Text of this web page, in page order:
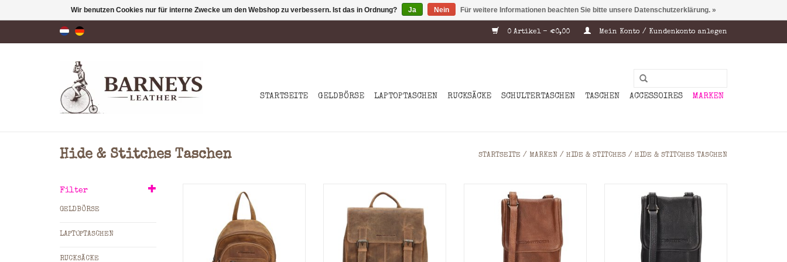
0 Artikel - €0,00 Mein Konto / Kundenkonto anlegen
STARTSEITE GELDBÖRSE LAPTOPTASCHEN RUCKSÄCKE SCHULTERTASCHEN TASCHEN ACCESSOIRES MARKEN
Hide & Stitches Taschen STARTSEITE / MARKEN / HIDE & STITCHES / HIDE & STITCHES TASCHEN
Filter
GELDBÖRSE
LAPTOPTASCHEN
RUCKSÄCKE
Farbe: Braun
Maße: = 28 x 22 x 8,5 cm (H x B
x T)
ZUM WARENKORB HINZUFÜGEN
Farbe: Braun
Maße: = 32,5 x 25 x 7 cm (H x B
x T)
ZUM WARENKORB HINZUFÜGEN
Umhängetasche Geldbörse
Olive
Umhängetasche Geldbörse
Olive
Wir benutzen Cookies nur für interne Zwecke um den Webshop zu verbessern. Ist das in Ordnung? Ja Nein Für weitere Informationen beachten Sie bitte unsere Datenschutzerklärung. »